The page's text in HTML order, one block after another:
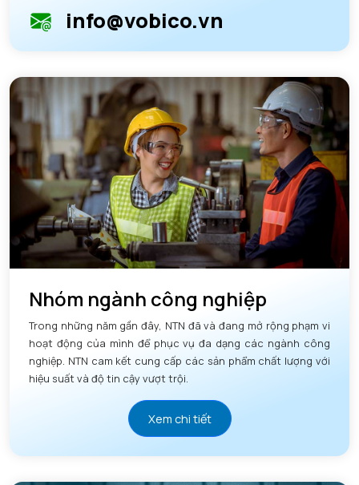
info@vobico.vn
Nhóm ngành công nghiệp
Trong những năm gần đây, NTN đã và đang mở rộng phạm vi
hoạt động của mình để phục vụ đa dạng các ngành công
nghiệp. NTN cam kết cung cấp các sản phẩm chất lượng với
hiệu suất và độ tin cậy vượt trội.
Xem chi tiết